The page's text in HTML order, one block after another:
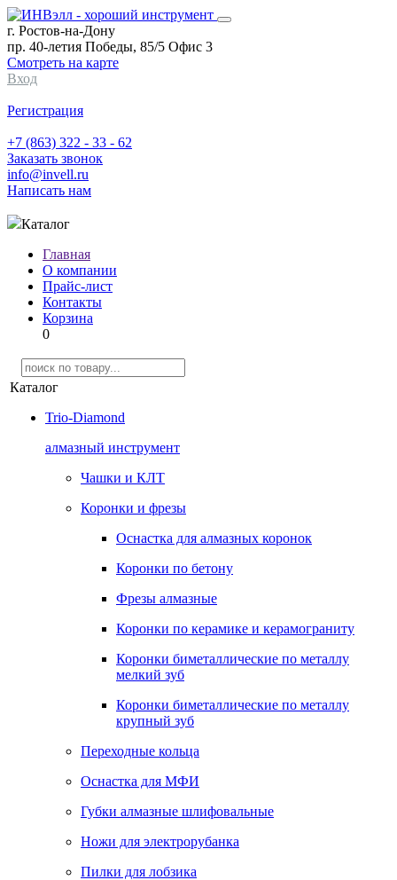
г. Ростов-на-Дону
пр. 40-летия Победы, 85/5 Офис 3
Смотреть на карте
Вход
Регистрация
+7 (863) 322 - 33 - 62
Заказать звонок
info@invell.ru
Написать нам
Каталог
Главная
О компании
Прайс-лист
Контакты
Корзина
0
Каталог
Trio-Diamond
алмазный инструмент
Чашки и КЛТ
Коронки и фрезы
Оснастка для алмазных коронок
Коронки по бетону
Фрезы алмазные
Коронки по керамике и керамограниту
Коронки биметаллические по металлу
мелкий зуб
Коронки биметаллические по металлу
крупный зуб
Переходные кольца
Оснастка для МФИ
Губки алмазные шлифовальные
Ножи для электрорубанка
Пилки для лобзика